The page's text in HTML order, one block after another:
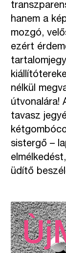
hanem a
mozgó,
ezért
nélkül
útvonalára!
tavasz
sistergő –
üdítő